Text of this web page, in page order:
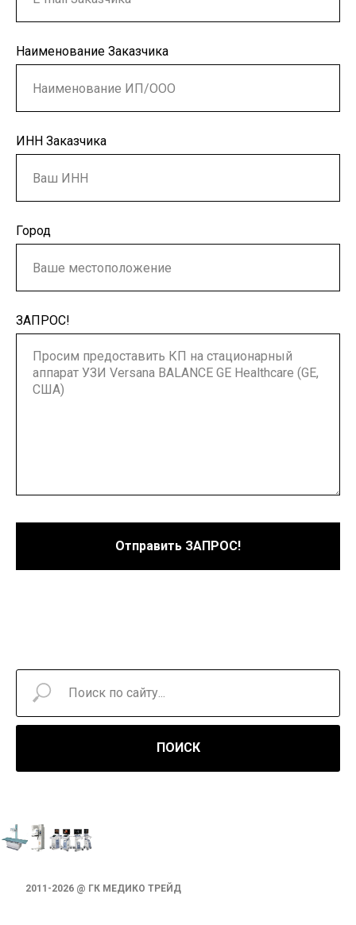
Наименование Заказчика
ИНН Заказчика
Город
ЗАПРОС!
Отправить ЗАПРОС!
ПОИСК
2011-2026 @ ГК МЕДИКО ТРЕЙД